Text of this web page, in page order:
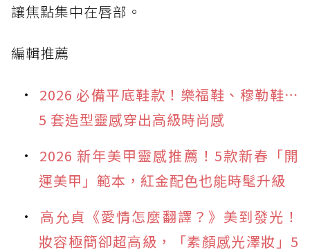
讓焦點集中在唇部。
編輯推薦
2026 必備平底鞋款！樂福鞋、穆勒鞋⋯
5 套造型靈感穿出高級時尚感
2026 新年美甲靈感推薦！5款新春「開
運美甲」範本，紅金配色也能時髦升級
高允貞《愛情怎麼翻譯？》美到發光！
妝容極簡卻超高級，「素顏感光澤妝」5